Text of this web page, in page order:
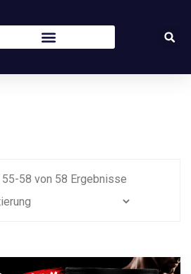
55-58 von 58 Ergebnisse